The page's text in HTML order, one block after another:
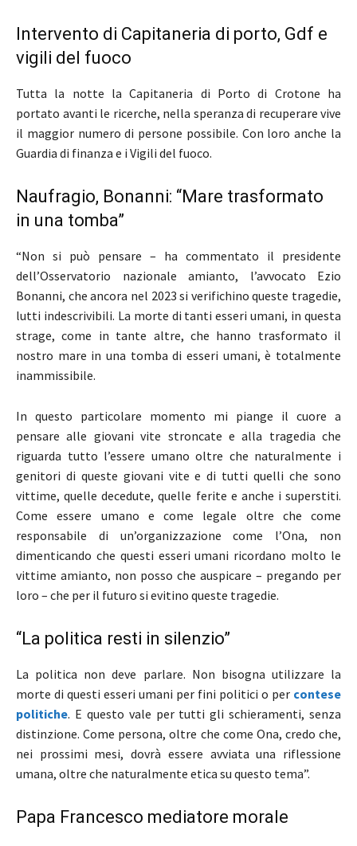
Intervento di Capitaneria di porto, Gdf e
vigili del fuoco
Tutta la notte la Capitaneria di Porto di Crotone ha
portato avanti le ricerche, nella speranza di recuperare vive
il maggior numero di persone possibile. Con loro anche la
Guardia di finanza e i Vigili del fuoco.
Naufragio, Bonanni: “Mare trasformato
in una tomba”
“Non si può pensare – ha commentato il presidente
dell’Osservatorio nazionale amianto, l’avvocato Ezio
Bonanni, che ancora nel 2023 si verifichino queste tragedie,
lutti indescrivibili. La morte di tanti esseri umani, in questa
strage, come in tante altre, che hanno trasformato il
nostro mare in una tomba di esseri umani, è totalmente
inammissibile.
In questo particolare momento mi piange il cuore a
pensare alle giovani vite stroncate e alla tragedia che
riguarda tutto l’essere umano oltre che naturalmente i
genitori di queste giovani vite e di tutti quelli che sono
vittime, quelle decedute, quelle ferite e anche i superstiti.
Come essere umano e come legale oltre che come
responsabile di un’organizzazione come l’Ona, non
dimenticando che questi esseri umani ricordano molto le
vittime amianto, non posso che auspicare – pregando per
loro – che per il futuro si evitino queste tragedie.
“La politica resti in silenzio”
La politica non deve parlare. Non bisogna utilizzare la
morte di questi esseri umani per fini politici o per contese
politiche. E questo vale per tutti gli schieramenti, senza
distinzione. Come persona, oltre che come Ona, credo che,
nei prossimi mesi, dovrà essere avviata una riflessione
umana, oltre che naturalmente etica su questo tema”.
Papa Francesco mediatore morale